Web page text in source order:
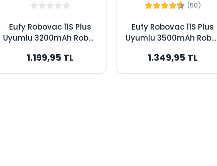
Eufy Robovac 11S Plus
Uyumlu 3200mAh Robot
Yüksek Kapasite
1.199,95 TL
(50)
Eufy Robovac 11S Plus
Uyumlu 3500mAh Robot
Maksimum Kapasite
1.349,95 TL